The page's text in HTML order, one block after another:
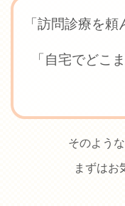
「訪問診療を
「自宅でどこ
そのよう
まずはお